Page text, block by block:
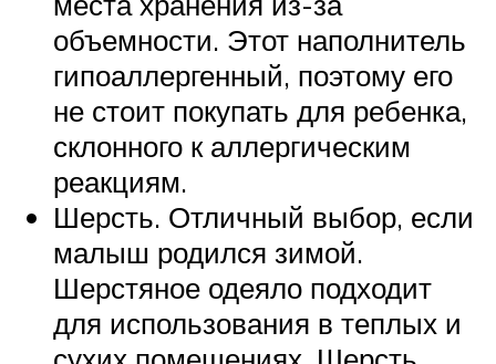
объемности. Этот наполнитель
гипоаллергенный, поэтому его
не стоит покупать для ребенка,
склонного к аллергическим
реакциям.
Шерсть. Отличный выбор, если
малыш родился зимой.
Шерстяное одеяло подходит
для использования в теплых и